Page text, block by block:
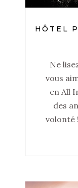
HÔTEL
Ne
vous
en All
des
volonté